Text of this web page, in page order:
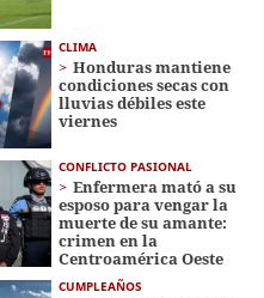
CLIMA
Honduras mantiene
condiciones secas con
lluvias débiles este
viernes
CONFLICTO PASIONAL
Enfermera mató a su
esposo para vengar la
muerte de su amante:
crimen en la
Centroamérica Oeste
CUMPLEAÑOS